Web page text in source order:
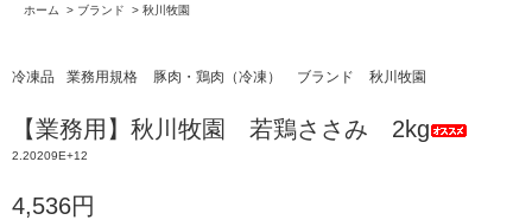
ホーム
> ブランド > 秋川牧園
冷凍品 業務用規格 豚肉・鶏肉（冷凍） ブランド 秋川牧園
【業務用】秋川牧園 若鶏ささみ 2kg
2.20209E+12
4,536円